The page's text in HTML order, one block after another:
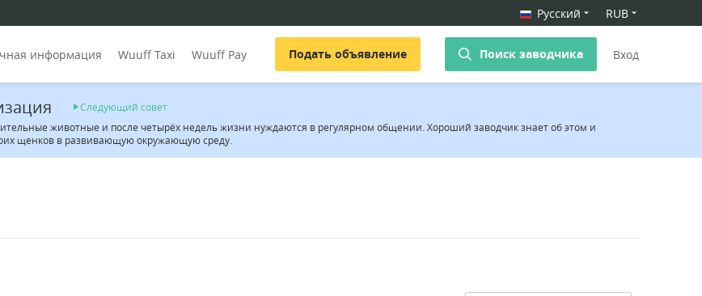
Русский RUB
информация Wuuff Taxi Wuuff Pay Подать объявление Поиск заводчика Вход
Следующий совет
животные и после четырёх недель жизни нуждаются в регулярном общении. Хороший заводчик знает об этом и
щенков в развивающую окружающую среду.